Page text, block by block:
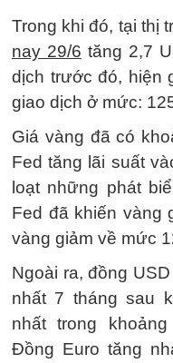
Trong khi đó, tại thị
nay 29/6 tăng 2,7
dịch trước đó, hiện
giao dịch ở mức:
Giá vàng đã có
Fed tăng lãi suất
loạt những phát
Fed đã khiến vàng
vàng giảm về mức
Ngoài ra, đồng
nhất 7 tháng sau
nhất trong
Đồng Euro tăng